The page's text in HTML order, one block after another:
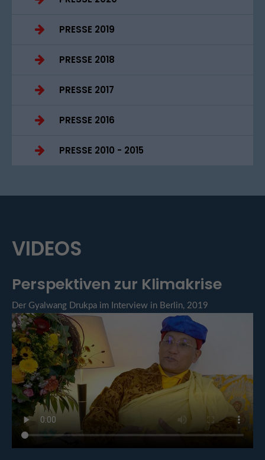
PRESSE 2019
PRESSE 2018
PRESSE 2017
PRESSE 2016
PRESSE 2010 - 2015
VIDEOS
Perspektiven zur Klimakrise
Der Gyalwang Drukpa im Interview in Berlin, 2019